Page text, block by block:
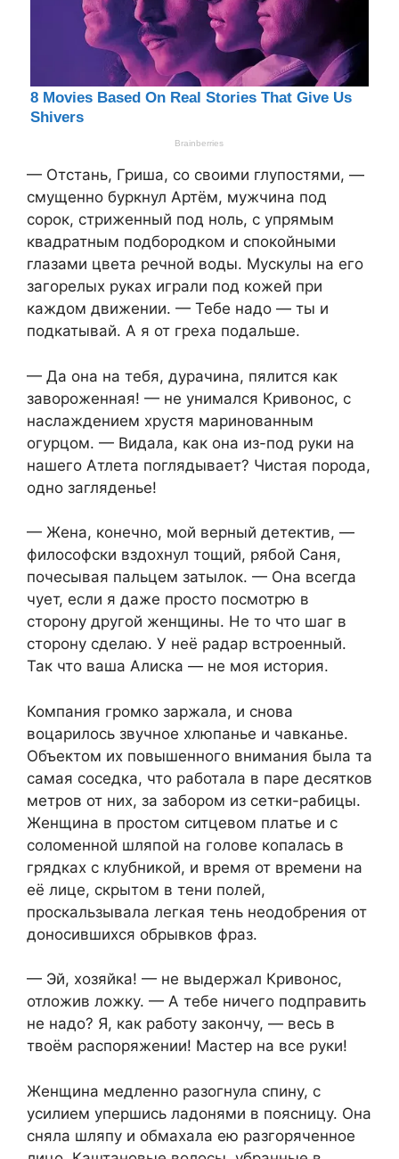
— Отстань, Гриша, со своими глупостями, —
смущенно буркнул Артём, мужчина под
сорок, стриженный под ноль, с упрямым
квадратным подбородком и спокойными
глазами цвета речной воды. Мускулы на его
загорелых руках играли под кожей при
каждом движении. — Тебе надо — ты и
подкатывай. А я от греха подальше.
— Да она на тебя, дурачина, пялится как
завороженная! — не унимался Кривонос, с
наслаждением хрустя маринованным
огурцом. — Видала, как она из-под руки на
нашего Атлета поглядывает? Чистая порода,
одно загляденье!
— Жена, конечно, мой верный детектив, —
философски вздохнул тощий, рябой Саня,
почесывая пальцем затылок. — Она всегда
чует, если я даже просто посмотрю в
сторону другой женщины. Не то что шаг в
сторону сделаю. У неё радар встроенный.
Так что ваша Алиска — не моя история.
Компания громко заржала, и снова
воцарилось звучное хлюпанье и чавканье.
Объектом их повышенного внимания была та
самая соседка, что работала в паре десятков
метров от них, за забором из сетки-рабицы.
Женщина в простом ситцевом платье и с
соломенной шляпой на голове копалась в
грядках с клубникой, и время от времени на
её лице, скрытом в тени полей,
проскальзывала легкая тень неодобрения от
доносившихся обрывков фраз.
— Эй, хозяйка! — не выдержал Кривонос,
отложив ложку. — А тебе ничего подправить
не надо? Я, как работу закончу, — весь в
твоём распоряжении! Мастер на все руки!
Женщина медленно разогнула спину, с
усилием упершись ладонями в поясницу. Она
сняла шляпу и обмахала ею разгоряченное